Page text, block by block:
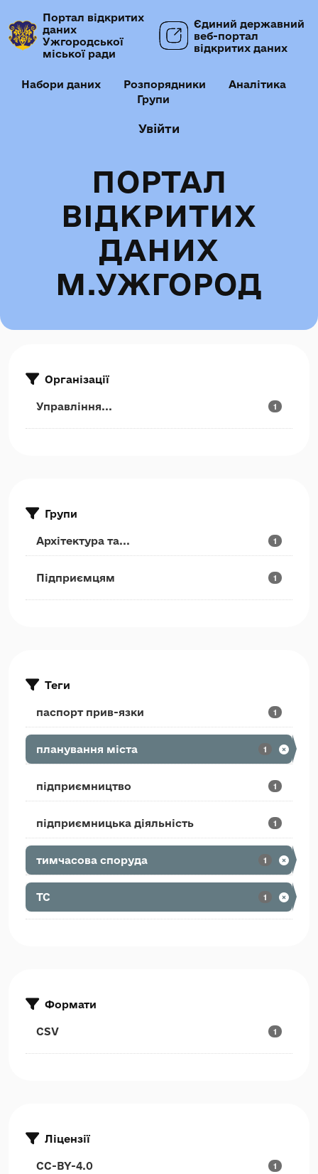
Портал відкритих
даних
Ужгородської
міської ради
Єдиний державний
веб-портал
відкритих даних
Набори даних Розпорядники
Аналітика
Групи
Увійти
ПОРТАЛ
ВІДКРИТИХ
ДАНИХ
М.УЖГОРОД
Організації
Управління... 1
Групи
Архітектура та... 1
Підприємцям 1
Теги
паспорт прив-язки 1
планування міста 1
підприємництво 1
підприємницька діяльність 1
тимчасова споруда 1
ТС 1
Формати
CSV 1
Ліцензії
CC-BY-4.0 1